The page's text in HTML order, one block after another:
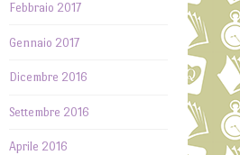
Febbraio 2017
Gennaio 2017
Dicembre 2016
Settembre 2016
Aprile 2016